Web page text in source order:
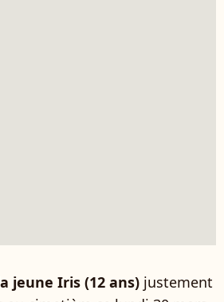
jeune Iris (12 ans) justement